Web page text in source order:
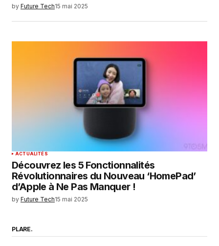
by Future Tech15 mai 2025
ACTUALITÉS
Découvrez les 5 Fonctionnalités
Révolutionnaires du Nouveau ‘HomePad’
d’Apple à Ne Pas Manquer !
by Future Tech15 mai 2025
PLARE.